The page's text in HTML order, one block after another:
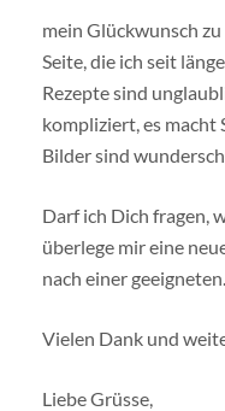
mein Glückwunsch
Seite, die ich seit
Rezepte sind
kompliziert, es macht
Bilder sind
Darf ich Dich fragen,
überlege mir eine
nach einer
Vielen Dank und
Liebe Grüsse,